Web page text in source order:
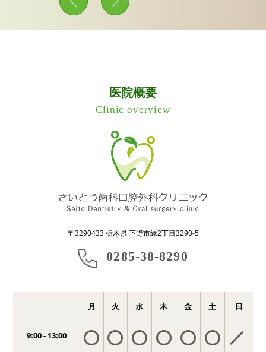
医院概要
Clinic overview
〒3290433 栃木県 下野市緑2丁目3290-5
0285-38-8290
月 火 水 木 金 土 日
9:00 - 13:00